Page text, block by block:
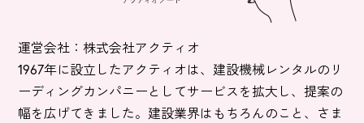
運営会社：株式会社アクティオ
1967年に設立したアクティオは、建設機械レンタルのリ
ーディングカンパニーとしてサービスを拡大し、提案の
幅を広げてきました。建設業界はもちろんのこと、さま